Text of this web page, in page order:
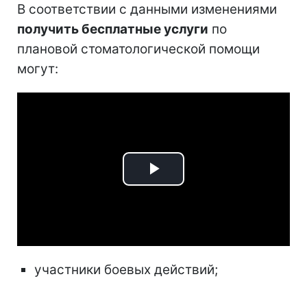
В соответствии с данными изменениями
получить бесплатные услуги по
плановой стоматологической помощи
могут:
Play
участники боевых действий;